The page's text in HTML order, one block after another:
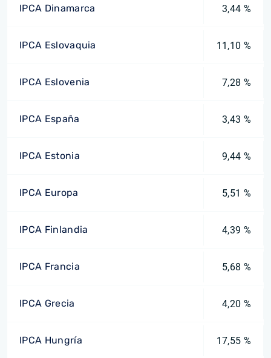
IPCA Dinamarca 3,44 %
IPCA Eslovaquia 11,10 %
IPCA Eslovenia 7,28 %
IPCA España 3,43 %
IPCA Estonia 9,44 %
IPCA Europa 5,51 %
IPCA Finlandia 4,39 %
IPCA Francia 5,68 %
IPCA Grecia 4,20 %
IPCA Hungría 17,55 %